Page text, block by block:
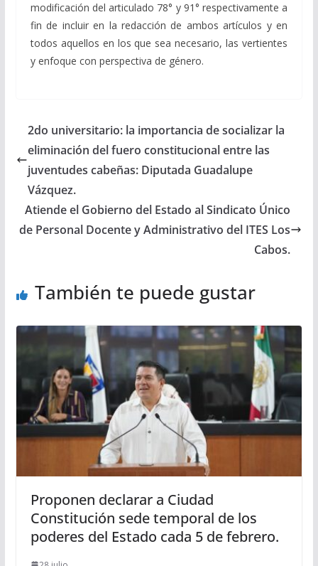
modificación del articulado 78° y 91° respectivamente a
fin de incluir en la redacción de ambos artículos y en
todos aquellos en los que sea necesario, las vertientes
y enfoque con perspectiva de género.
2do universitario: la importancia de socializar la
eliminación del fuero constitucional entre las
juventudes cabeñas: Diputada Guadalupe
Vázquez.
Atiende el Gobierno del Estado al Sindicato Único
de Personal Docente y Administrativo del ITES Los
Cabos.
También te puede gustar
Proponen declarar a Ciudad
Constitución sede temporal de los
poderes del Estado cada 5 de febrero.